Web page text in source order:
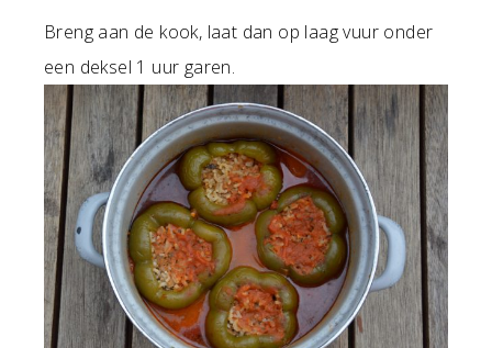
Breng aan de kook, laat dan op laag vuur onder
een deksel 1 uur garen.